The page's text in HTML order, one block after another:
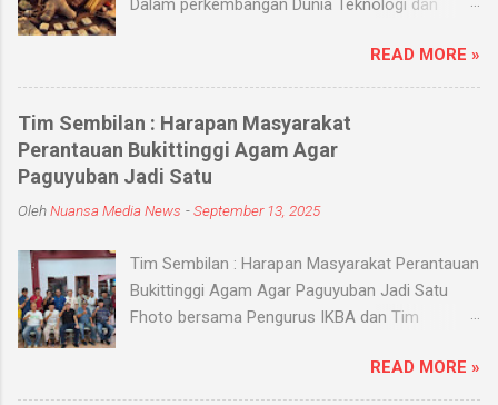
yang hingga saat ini masih ada dan berkembang
di masyarakat. Menurut Kamus Besar Bahasa
Indonesia (KBBI) santet berarti sihir, menyihir.
Ilmu Santet merupakan aliran ilmu hitam yang
digunakan untuk mengendalikan alam seperti
supranatural dari paranormal. Biasanya, santet
membahayakan orang lain. Banyak medium
yang digunakan oleh paranormal untuk
menyantet seseorang, diantaranya boneka,
lagi. Medium-medium tersebut 'dikirim' oleh
READ MORE »
Tim Sembilan : Harapan Masyarakat
Perantauan Bukittinggi Agam Agar
Paguyuban Jadi Satu
OlehNuansa Media News -September 13, 2025
Tim Sembilan : Harapan Masyarakat Perantauan
Bukittinggi Agam Agar Paguyuban Jadi Satu
Fhoto bersama Pengurus IKBA dan Tim
Menjalin silaturahmi dengan sebuah organisasi
apalagi Paguyuban kampung adalah salah satu
READ MORE »